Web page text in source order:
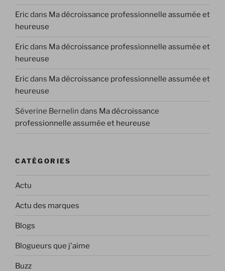
Ericdans Ma décroissance professionnelle assumée et
heureuse
Ericdans Ma décroissance professionnelle assumée et
heureuse
Ericdans Ma décroissance professionnelle assumée et
heureuse
Séverine Bernelin dans Ma décroissance
professionnelle assumée et heureuse
CATÉGORIES
Actu
Actu des marques
Blogs
Blogueurs que j'aime
Buzz